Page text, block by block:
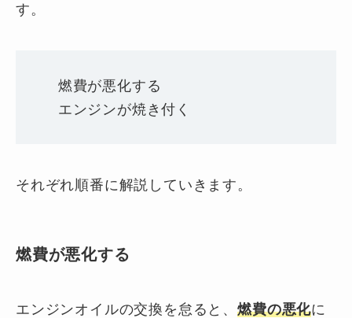
す。
燃費が悪化する
エンジンが焼き付く
それぞれ順番に解説していきます。
燃費が悪化する
エンジンオイルの交換を怠ると、燃費の悪化に